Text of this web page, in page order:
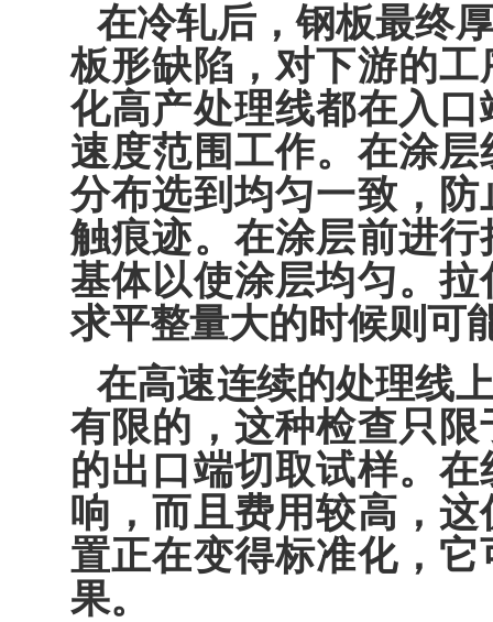
在冷轧后，钢板最终
板形缺陷，对下游的
化高产处理线都在入
速度范围工作。在涂
分布选到均匀一致，
触痕迹。在涂层前进
基体以使涂层均匀。
求平整量大的时候则可
在高速连续的处理线
有限的，这种检查只
的出口端切取试样。
响，而且费用较高，
置正在变得标准化，
果。